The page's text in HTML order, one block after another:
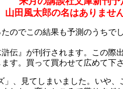
山田風太郎の名はありませ
のでこの結果も予測のうち
』が刊行されます。この際
す。買って買わせて広めて下さ
、見てしまいました。いや